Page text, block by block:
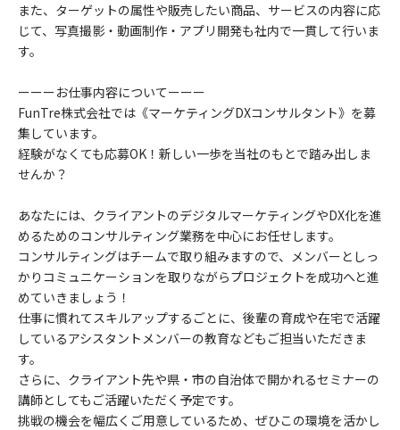
また、ターゲットの属性や販売したい商品、サービスの内容に応
じて、写真撮影・動画制作・アプリ開発も社内で一貫して行いま
す。
ーーーお仕事内容についてーーー
FunTre株式会社では《マーケティングDXコンサルタント》を募
集しています。
経験がなくても応募OK！新しい一歩を当社のもとで踏み出しま
せんか？
あなたには、クライアントのデジタルマーケティングやDX化を進
めるためのコンサルティング業務を中心にお任せします。
コンサルティングはチームで取り組みますので、メンバーとしっ
かりコミュニケーションを取りながらプロジェクトを成功へと進
めていきましょう！
仕事に慣れてスキルアップするごとに、後輩の育成や在宅で活躍
しているアシスタントメンバーの教育などもご担当いただきま
す。
さらに、クライアント先や県・市の自治体で開かれるセミナーの
講師としてもご活躍いただく予定です。
挑戦の機会を幅広くご用意しているため、ぜひこの環境を活かし